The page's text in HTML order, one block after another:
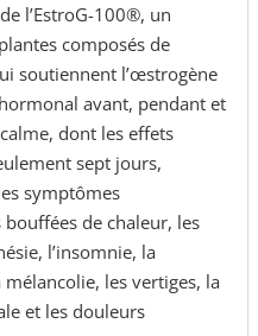
l’EstroG-100®, un
composés de
soutiennent l’œstrogène
avant, pendant et
dont les effets
sept jours,
symptômes
de chaleur, les
l’insomnie, la
les vertiges, la
et les douleurs